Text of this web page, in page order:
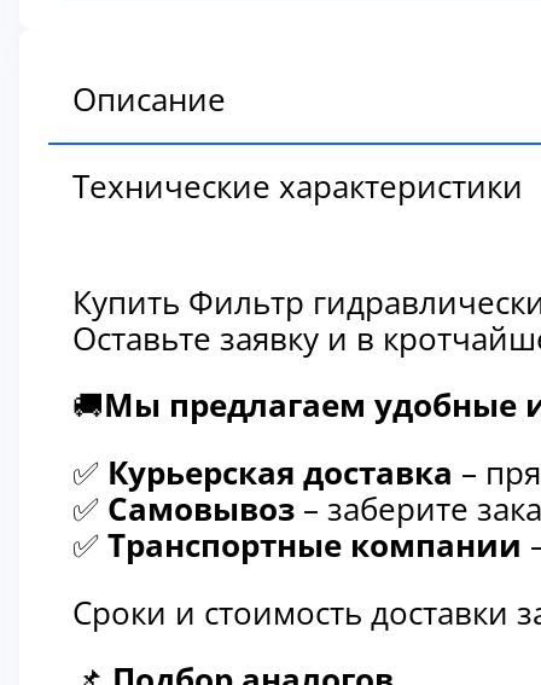
Описание
Технические характеристики
Купить Фильтр
Оставьте заявку и в
🚚Мы предлагаем удобные
✅ Курьерская доставка –
✅ Самовывоз – заберите
✅ Транспортные компании
Сроки и стоимость доставки